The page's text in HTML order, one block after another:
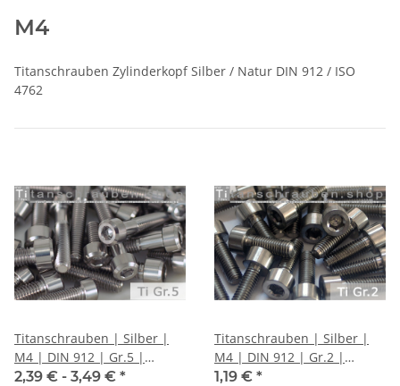
M4
Titanschrauben Zylinderkopf Silber / Natur DIN 912 / ISO
4762
Titanschrauben | Silber |
M4 | DIN 912 | Gr.5 |
Zylinderkopf mit Fase
2,39 € - 3,49 € *
Titanschrauben | Silber |
M4 | DIN 912 | Gr.2 |
Zylinderkopf
1,19 € *